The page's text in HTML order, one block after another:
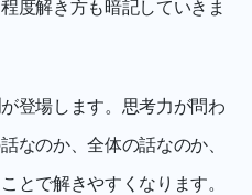
度解き方も暗記していきま
が登場します。思考力が問わ
なのか、全体の話なのか、
とで解きやすくなります。